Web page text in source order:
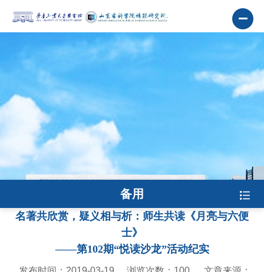
备用
名著共欣赏，疑义相与析：师生共读《月亮与六便
士》
——第102期“悦读沙龙”活动纪实